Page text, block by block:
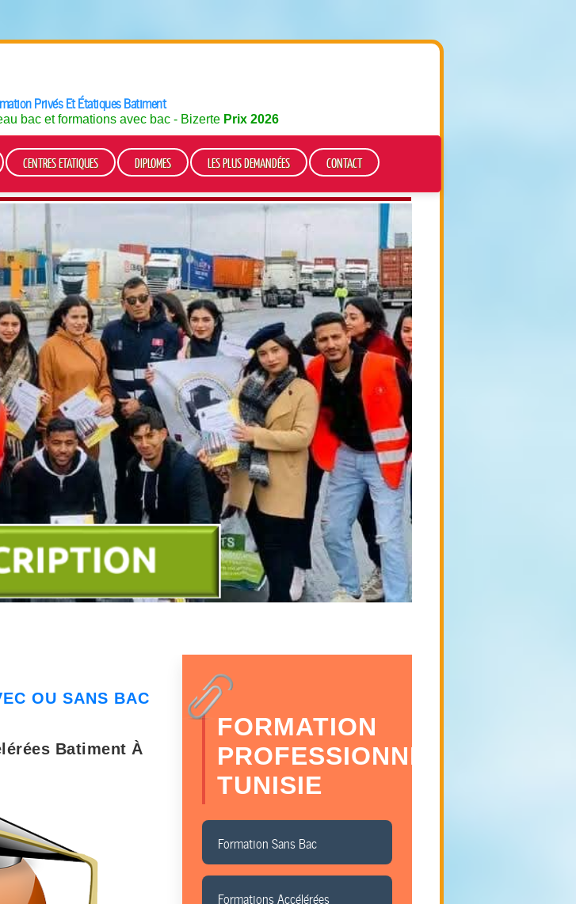
Privés Et Étatiques Batiment
bac et formations avec bac - Bizerte Prix 2026
CENTRES ETATIQUES DIPLOMES LES PLUS DEMANDÉES CONTACT
FORMATION
PROFESSIONNELLE
TUNISIE
Formation Sans Bac
Formations Accélérées
OU SANS BAC
Batiment À